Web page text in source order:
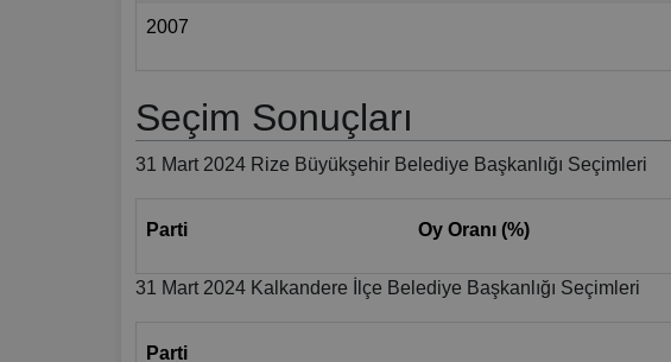
2007
Seçim Sonuçları
31 Mart 2024 Rize Büyükşehir Belediye Başkanlığı Seçimleri
Parti Oy Oranı (%)
31 Mart 2024 Kalkandere İlçe Belediye Başkanlığı Seçimleri
Parti